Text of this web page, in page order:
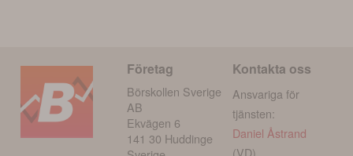
Företag
Börskollen Sverige
AB
Ekvägen 6
141 30 Huddinge
Kontakta oss
Ansvariga för
tjänsten:
Daniel Åstrand